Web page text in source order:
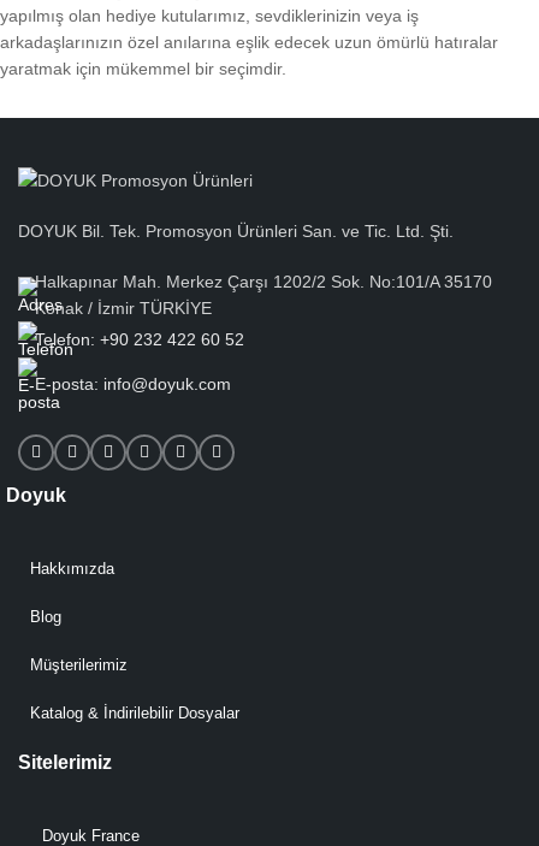
yapılmış olan hediye kutularımız, sevdiklerinizin veya iş
arkadaşlarınızın özel anılarına eşlik edecek uzun ömürlü hatıralar
yaratmak için mükemmel bir seçimdir.
DOYUK Bil. Tek. Promosyon Ürünleri San. ve Tic. Ltd. Şti.
Halkapınar Mah. Merkez Çarşı 1202/2 Sok. No:101/A 35170
Konak / İzmir TÜRKİYE
Telefon: +90 232 422 60 52
E-posta: info@doyuk.com
Doyuk
Hakkımızda
Blog
Müşterilerimiz
Katalog & İndirilebilir Dosyalar
Sitelerimiz
Doyuk France